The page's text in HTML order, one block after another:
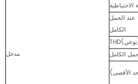
مدخل
الاحتياطية
الحمل
الكامل
الكامل
الأقصى)